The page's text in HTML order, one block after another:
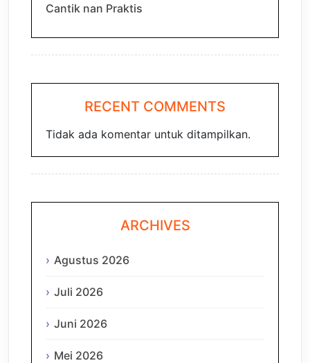
Cantik nan Praktis
RECENT COMMENTS
Tidak ada komentar untuk ditampilkan.
ARCHIVES
Agustus 2026
Juli 2026
Juni 2026
Mei 2026